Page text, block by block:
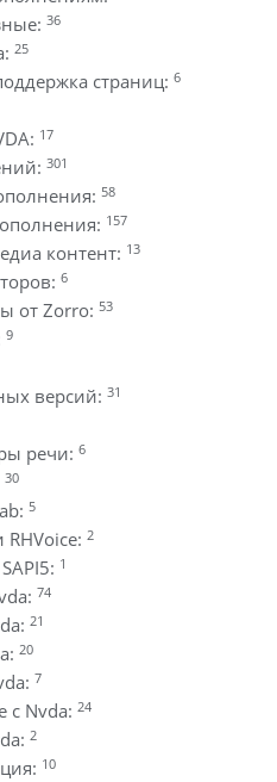
36
25
страниц: 6
17
301
58
157
контент: 13
6
от Zorro: 53
9
версий: 31
речи: 6
30
5
RHVoice: 2
1
74
21
20
7
с Nvda: 24
2
10